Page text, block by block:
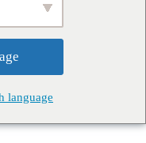
language